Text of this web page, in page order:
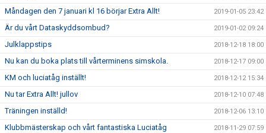
Måndagen den 7 januari kl 16 börjar Extra Allt! 2019-01-05 23:42
Är du vårt Dataskyddsombud? 2019-01-02 09:24
Julklappstips 2018-12-18 18:00
Nu kan du boka plats till vårterminens simskola. 2018-12-17 09:00
KM och luciatåg inställt! 2018-12-12 15:34
Nu tar Extra Allt! jullov 2018-12-10 07:48
Träningen inställd! 2018-12-06 13:10
Klubbmästerskap och vårt fantastiska Luciatåg 2018-11-29 07:59